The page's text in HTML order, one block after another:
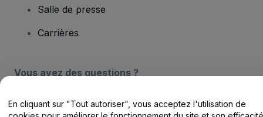
Salle de presse
Carrières
Vous avez des questions ?
Centre d'assistance / Nous contacter
En cliquant sur "Tout autoriser", vous acceptez l'utilisation de